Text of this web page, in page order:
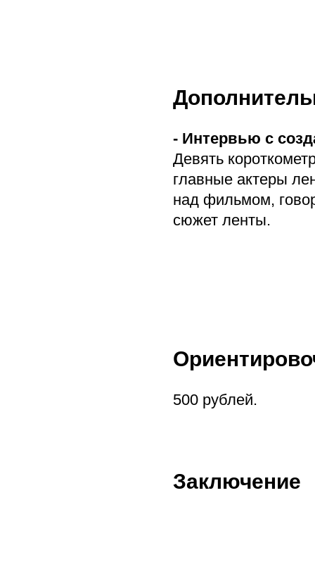
- Интервью с
Девять
главные актеры
над фильмом,
сюжет ленты.
500 рублей.
Заключение